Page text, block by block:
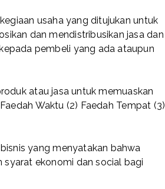
usaha yang ditujukan untuk
dan mendistribusikan jasa dan
pembeli yang ada ataupun
atau jasa untuk memuaskan
Waktu (2) Faedah Tempat (3)
yang menyatakan bahwa
syarat ekonomi dan social bagi